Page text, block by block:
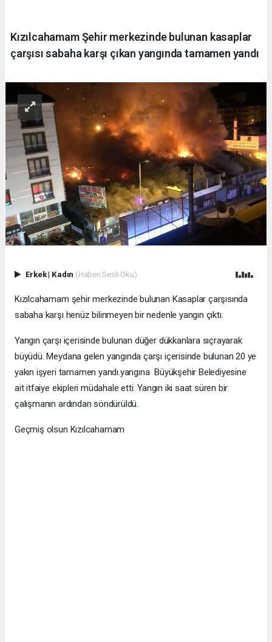
Kızılcahamam Şehir merkezinde bulunan kasaplar
çarşısı sabaha karşı çıkan yangında tamamen yandı
Erkek| Kadın (Haberi Sesli Oku)
Kızılcahamam şehir merkezinde bulunan Kasaplar çarşısında
sabaha karşı henüz bilinmeyen bir nedenle yangın çıktı.
Yangın çarşı içerisinde bulunan düğer dükkanlara sıçrayarak
büyüdü. Meydana gelen yangında çarşı içerisinde bulunan 20 ye
yakın işyeri tamamen yandı.yangına Büyükşehir Belediyesine
ait itfaiye ekipleri müdahale etti. Yangın iki saat süren bir
çalışmanın ardından söndürüldü.
Geçmiş olsun Kızılcahamam